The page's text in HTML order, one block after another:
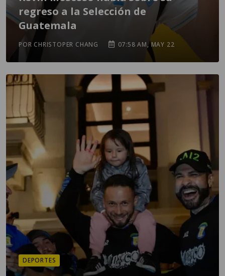
regreso a la Selección de
Guatemala
POR CHRISTOPER CHANG 07:58 AM, MAY 22
DEPORTES